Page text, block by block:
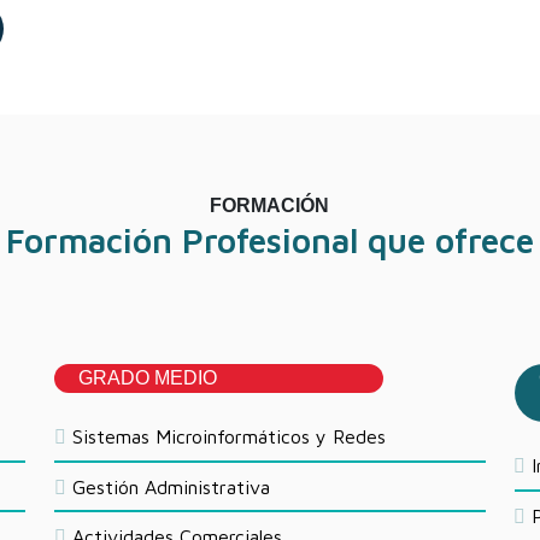
FORMACIÓN
Formación Profesional que
GRADO MEDIO
Sistemas Microinformáticos y Redes
Gestión Administrativa